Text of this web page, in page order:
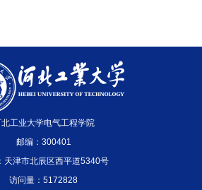
工业大学电气工程学院
邮编：300401
天津市北辰区西平道5340号
访问量：5172828